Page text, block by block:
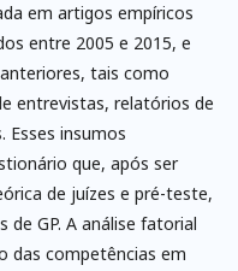
em artigos empíricos
entre 2005 e 2015, e
tais como
entrevistas, relatórios de
Esses insumos
que, após ser
de juízes e pré-teste,
GP. A análise fatorial
das competências em